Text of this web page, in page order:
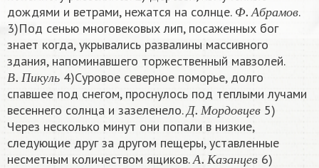
дождями и ветрами, нежатся на солнце.
Ф А брам ов .
3)Под сенью многовековых лип, посаженных бог
знает когда, укрывались развалины массивного
здания, напоминавшего торжественный мавзолей.
В П ик ул ь
В.Пикуль
4)Суровое северное поморье, долго
спавшее под снегом, проснулось под теплыми лучами
весеннего солнца и зазеленело.Д М ор д ов цев
Д.Мордовцев
5)
Через несколько минут они попали в низкие,
следующие друг за другом пещеры, уставленные
несметным количеством ящиков.А Казан цев
А.Казанцев
6)